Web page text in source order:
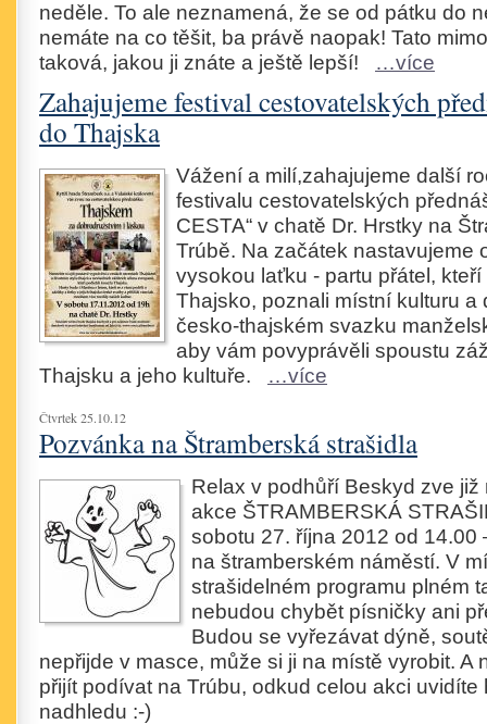
neděle. To ale neznamená, že se od pátku do
nemáte na co těšit, ba právě naopak! Tato
taková, jakou ji znáte a ještě lepší! …více
Zahajujeme festival cestovatelských
do Thajska
Vážení a milí,zahajujeme další
festivalu cestovatelských
CESTA“ v chatě Dr. Hrstky na
Trúbě. Na začátek nastavujeme
vysokou laťku - partu přátel,
Thajsko, poznali místní kulturu a
česko-thajském svazku
aby vám povyprávěli spoustu
Thajsku a jeho kultuře. …více
Čtvrtek 25.10.12
Pozvánka na Štramberská strašidla
Relax v podhůří Beskyd zve již
akce ŠTRAMBERSKÁ
sobotu 27. října 2012 od 14.00
na štramberském náměstí. V
strašidelném programu plném
nebudou chybět písničky ani
Budou se vyřezávat dýně,
nepřijde v masce, může si ji na místě vyrobit. A
přijít podívat na Trúbu, odkud celou akci uvidíte
nadhledu :-)